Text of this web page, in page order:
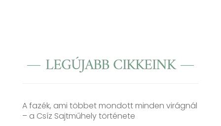
LEGÚJABB CIKKEINK
A fazék, ami többet mondott minden virágnál
– a Csíz Sajtműhely története